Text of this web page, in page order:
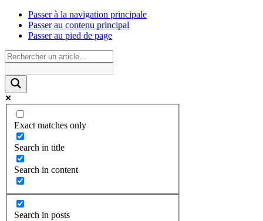
Passer à la navigation principale
Passer au contenu principal
Passer au pied de page
Exact matches only
Search in title
Search in content
Search in posts